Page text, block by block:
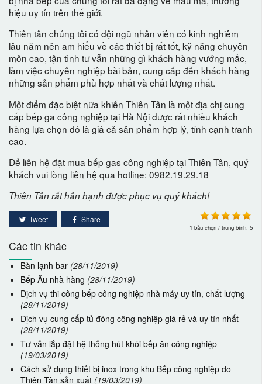
hiệu uy tín trên thế giới.
Thiên tân chúng tôi có đội ngũ nhân viên có kinh nghiêm
lâu năm nên am hiểu về các thiết bị rất tốt, kỹ năng chuyên
môn cao, tận tình tư vẫn những gì khách hàng vướng mắc,
làm việc chuyên nghiệp bài bản, cung cấp đến khách hàng
những sản phẩm phù hợp nhất và chất lượng nhất.
Một điểm đặc biệt nữa khiến Thiên Tân là một địa chị cung
cấp bếp ga công nghiệp tại Hà Nội được rất nhiều khách
hàng lựa chọn đó là giá cả sản phẩm hợp lý, tính cạnh tranh
cao.
Để liên hệ đặt mua bếp gas công nghiệp tại Thiên Tân, quý
khách vui lòng liên hệ qua hotline: 0982.19.29.18
Thiên Tân rất hân hạnh được phục vụ quý khách!
1 bầu chọn / trung bình: 5
Tweet Share
Các tin khác
Bàn lạnh bar (28/11/2019)
Bếp Âu nhà hàng (28/11/2019)
Dịch vụ thi công bếp công nghiệp nhà máy uy tín, chất lượng
(28/11/2019)
Dịch vụ cung cấp tủ đông công nghiệp giá rẻ và uy tín nhất
(28/11/2019)
Tư vấn lắp đặt hệ thống hút khói bếp ăn công nghiệp
(19/03/2019)
Cách sử dụng thiết bị inox trong khu Bếp công nghiệp do
Thiên Tân sản xuất (19/03/2019)